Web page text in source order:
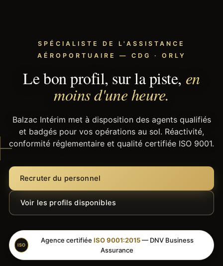
SPÉCIALISTE DE L'ASSISTANCE
AÉROPORTUAIRE — CDG · ORLY
Le bon profil, sur la piste, en
moins d'une heure.
Balzac Intérim met à disposition des agents qualifiés
et badgés pour vos opérations au sol. Réactivité,
conformité réglementaire et qualité certifiée ISO 9001.
Recruter du personnel
Voir les profils disponibles
ISO
Agence certifiée ISO 9001:2015— DNV Business
Assurance